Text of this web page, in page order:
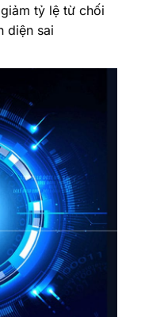
tỷ lệ từ chối
diện sai